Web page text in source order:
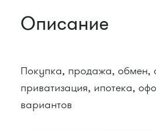
Описание
Покупка, продажа, обмен,
приватизация, ипотека,
вариантов